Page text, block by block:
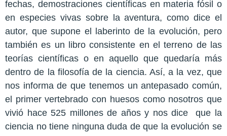
fechas, demostraciones científicas en materia fósil o
en especies vivas sobre la aventura, como dice el
autor, que supone el laberinto de la evolución, pero
también es un libro consistente en el terreno de las
teorías científicas o en aquello que quedaría más
dentro de la filosofía de la ciencia. Así, a la vez, que
nos informa de que tenemos un antepasado común,
el primer vertebrado con huesos como nosotros que
vivió hace 525 millones de años y nos dice
que la
ciencia no tiene ninguna duda de que la evolución se